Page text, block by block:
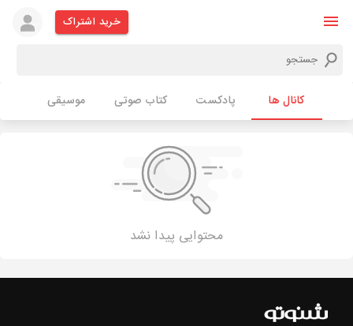
خرید اشتراک
کانال ها پادکست کتاب صوتی موسیقی
محتوایی پیدا نشد